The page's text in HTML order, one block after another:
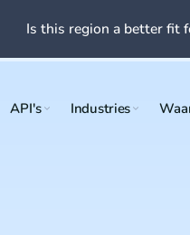
API's Industries
Is this region a better fit